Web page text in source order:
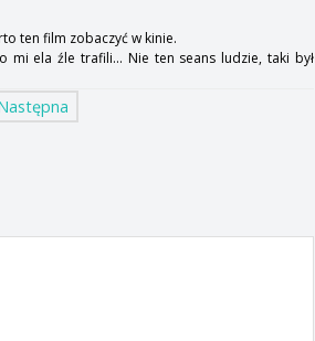
ten film zobaczyć w kinie.
ela źle trafili... Nie ten seans ludzie, taki był